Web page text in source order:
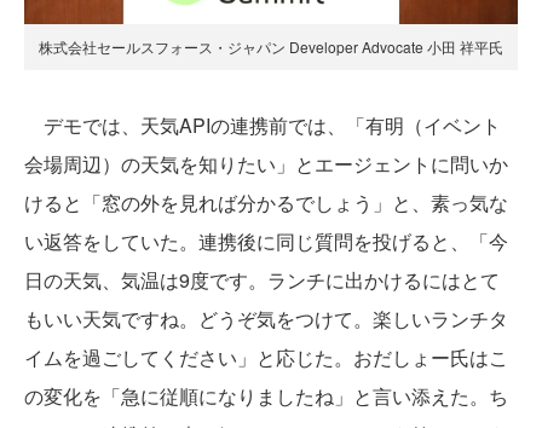
株式会社セールスフォース・ジャパン Developer Advocate 小田 祥平氏
デモでは、天気APIの連携前では、「有明（イベント
会場周辺）の天気を知りたい」とエージェントに問いか
けると「窓の外を見れば分かるでしょう」と、素っ気な
い返答をしていた。連携後に同じ質問を投げると、「今
日の天気、気温は9度です。ランチに出かけるにはとて
もいい天気ですね。どうぞ気をつけて。楽しいランチタ
イムを過ごしてください」と応じた。おだしょー氏はこ
の変化を「急に従順になりましたね」と言い添えた。ち